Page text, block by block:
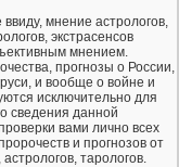
мнение астрологов,
экстрасенсов
мнением.
прогнозы о России,
и вообще о войне и
исключительно для
сведения данной
вами лично всех
и прогнозов от
тарологов.